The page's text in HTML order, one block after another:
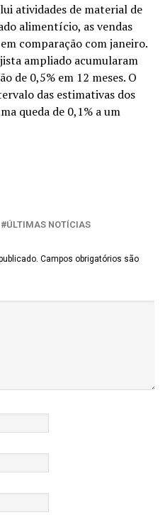
atividades de material de
alimentício, as vendas
comparação com janeiro.
ampliado acumularam
de 0,5% em 12 meses. O
das estimativas dos
queda de 0,1% a um
ÚLTIMAS NOTÍCIAS
Campos obrigatórios são